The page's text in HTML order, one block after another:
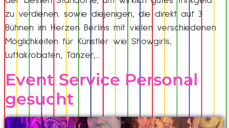
zu verdienen. sowie diejenigen, die direkt auf 3
Bühnen im Herzen Berlins mit vielen verschiedenen
Möglichkeiten für Künstler wie Showgirls,
Luftakrobaten, Tänzer,…
Event Service Personal
gesucht